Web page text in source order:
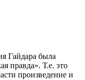
Гайдара была
правда». Т.е. это
произведение и